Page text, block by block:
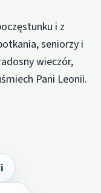
i z
seniorzy i
wieczór,
Pani Leonii.